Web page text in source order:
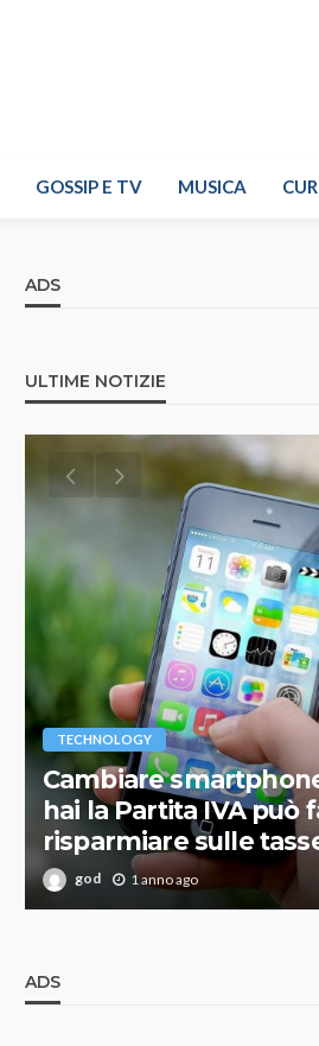
GOSSIP E TV MUSICA
ADS
ULTIME NOTIZIE
TECHNOLOGY
Cambiare
hai la Partita IVA può
risparmiare sulle
god 1 anno ago
ADS